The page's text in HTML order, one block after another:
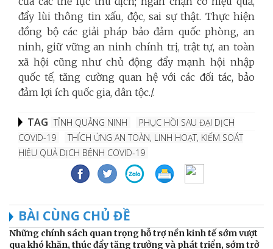
đẩy lùi thông tin xấu, độc, sai sự thật. Thực hiện
đồng bộ các giải pháp bảo đảm quốc phòng, an
ninh, giữ vững an ninh chính trị, trật tự, an toàn
xã hội cũng như chủ động đẩy mạnh hội nhập
quốc tế, tăng cường quan hệ với các đối tác, bảo
đảm lợi ích quốc gia, dân tộc./.
TAG TỈNH QUẢNG NINH
PHỤC HỒI SAU ĐẠI DỊCH
COVID-19
THÍCH ỨNG AN TOÀN, LINH HOẠT, KIỂM SOÁT
HIỆU QUẢ DỊCH BỆNH COVID-19
BÀI CÙNG CHỦ ĐỀ
Những chính sách quan trọng hỗ trợ nền kinh tế sớm vượt
qua khó khăn, thúc đẩy tăng trưởng và phát triển, sớm trở